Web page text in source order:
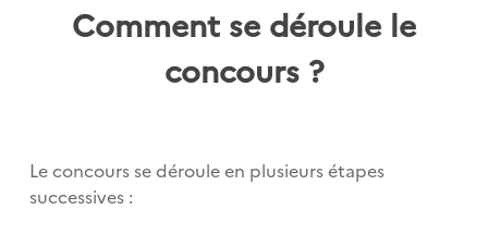
Comment se déroule le
concours ?
Le concours se déroule en plusieurs étapes
successives :